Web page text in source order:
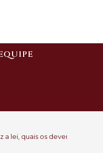
lei, quais os deveres da